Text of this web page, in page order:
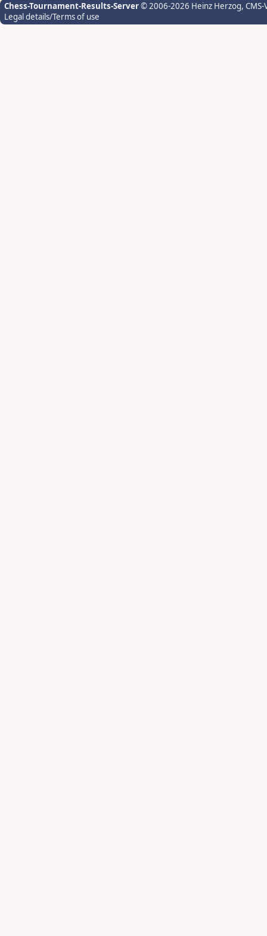
Chess-Tournament-Results-Server© 2006-2026 Heinz Herzog,
Legal details/Terms of use